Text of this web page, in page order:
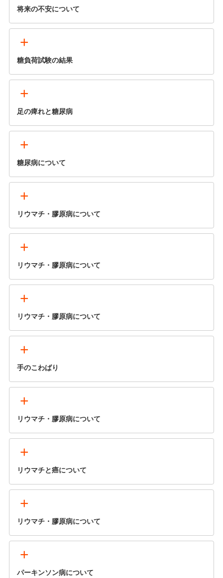
将来の不安について
+
糖負荷試験の結果
+
足の痺れと糖尿病
+
糖尿病について
+
リウマチ・膠原病について
+
リウマチ・膠原病について
+
リウマチ・膠原病について
+
手のこわばり
+
リウマチ・膠原病について
+
リウマチと癌について
+
リウマチ・膠原病について
+
パーキンソン病について